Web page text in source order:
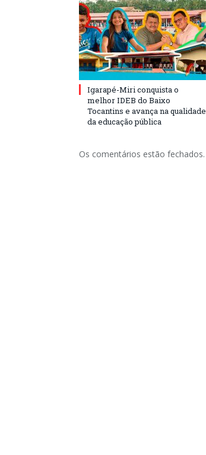
Igarapé-Miri conquista o
melhor IDEB do Baixo
Tocantins e avança na qualidade
da educação pública
Os comentários estão fechados.